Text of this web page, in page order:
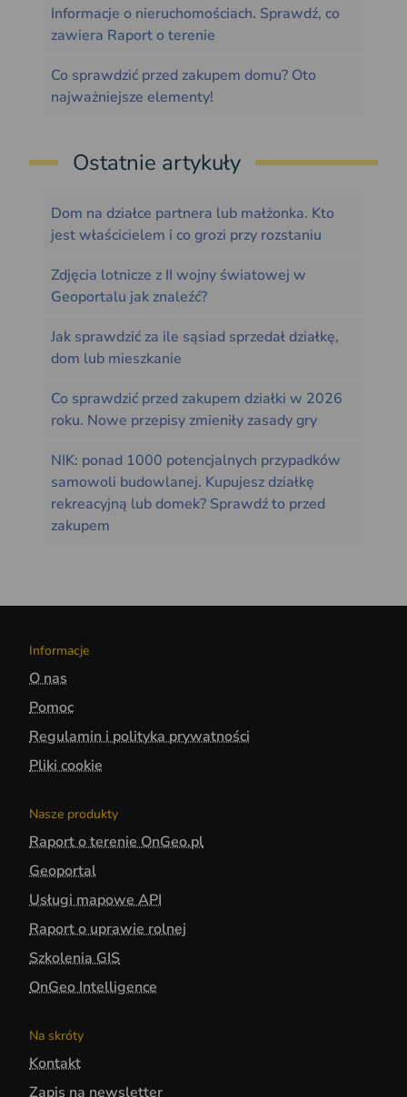
Informacje o nieruchomościach. Sprawdź, co
zawiera Raport o terenie
Co sprawdzić przed zakupem domu? Oto
najważniejsze elementy!
Ostatnie artykuły
Dom na działce partnera lub małżonka. Kto
jest właścicielem i co grozi przy rozstaniu
Zdjęcia lotnicze z II wojny światowej w
Geoportalu jak znaleźć?
Jak sprawdzić za ile sąsiad sprzedał działkę,
dom lub mieszkanie
Co sprawdzić przed zakupem działki w 2026
roku. Nowe przepisy zmieniły zasady gry
NIK: ponad 1000 potencjalnych przypadków
samowoli budowlanej. Kupujesz działkę
rekreacyjną lub domek? Sprawdź to przed
zakupem
Informacje
O nas
Pomoc
Regulamin i polityka prywatności
Pliki cookie
Nasze produkty
Raport o terenie OnGeo.pl
Geoportal
Usługi mapowe API
Raport o uprawie rolnej
Szkolenia GIS
OnGeo Intelligence
Na skróty
Kontakt
Zapis na newsletter